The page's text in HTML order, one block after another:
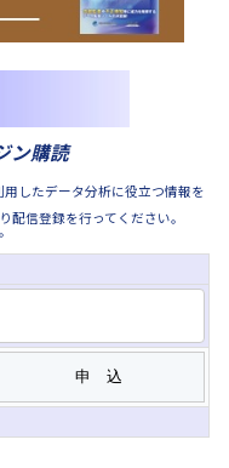
ン購読
したデータ分析に役立つ情報を
信登録を行ってください。